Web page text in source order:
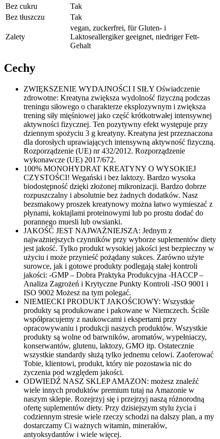
Bez cukru
Tak
Bez tłuszczu
Tak
Zalety
vegan, zuckerfrei, für Gluten- i
Laktoseallergiker geeignet, niedriger Fett-
Gehalt
Cechy
ZWIĘKSZENIE WYDAJNOŚCI I SIŁY Oświadczenie
zdrowotne: Kreatyna zwiększa wydolność fizyczną podczas
treningu siłowego o charakterze eksplozywnym i zwiększa
trening siły mięśniowej jako część krótkotrwałej intensywnej
aktywności fizycznej. Ten pozytywny efekt występuje przy
dziennym spożyciu 3 g kreatyny. Kreatyna jest przeznaczona
dla dorosłych uprawiających intensywną aktywność fizyczną.
Rozporządzenie (UE) nr 432/2012. Rozporządzenie
wykonawcze (UE) 2017/672.
100% MONOHYDRAT KREATYNY O WYSOKIEJ
CZYSTOŚCI! Wegański i bez laktozy. Bardzo wysoka
biodostępność dzięki złożonej mikronizacji. Bardzo dobrze
rozpuszczalny i absolutnie bez żadnych dodatków. Nasz
bezsmakowy proszek kreatynowy można łatwo wymieszać z
płynami, koktajlami proteinowymi lub po prostu dodać do
porannego muesli lub owsianki.
JAKOŚĆ JEST NAJWAŻNIEJSZA: Jednym z
najważniejszych czynników przy wyborze suplementów diety
jest jakość. Tylko produkt wysokiej jakości jest bezpieczny w
użyciu i może przynieść pożądany sukces. Zarówno użyte
surowce, jak i gotowe produkty podlegają stałej kontroli
jakości: -GMP – Dobra Praktyka Produkcyjna -HACCP –
Analiza Zagrożeń i Krytyczne Punkty Kontroli -ISO 9001 i
ISO 9002 Możesz na tym polegać.
NIEMIECKI PRODUKT JAKOŚCIOWY: Wszystkie
produkty są produkowane i pakowane w Niemczech. Ściśle
współpracujemy z naukowcami i ekspertami przy
opracowywaniu i produkcji naszych produktów. Wszystkie
produkty są wolne od barwników, aromatów, wypełniaczy,
konserwantów, glutenu, laktozy, GMO itp. Ostatecznie
wszystkie standardy służą tylko jednemu celowi. Zaoferować
Tobie, klientowi, produkt, który nie pozostawia nic do
życzenia pod względem jakości.
ODWIEDŹ NASZ SKLEP AMAZON: możesz znaleźć
wiele innych produktów premium tutaj na Amazonie w
naszym sklepie. Rozejrzyj się i przejrzyj naszą różnorodną
ofertę suplementów diety. Przy dzisiejszym stylu życia i
codziennym stresie wiele rzeczy schodzi na dalszy plan, a my
dostarczamy Ci ważnych witamin, minerałów,
antyoksydantów i wiele więcej.